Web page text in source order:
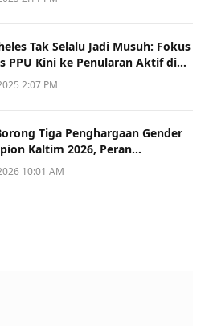
Tak Selalu Jadi Musuh: Fokus
PPU Kini ke Penularan Aktif di
2:07 PM
Tiga Penghargaan Gender
Kaltim 2026, Peran
Jadi Sorotan
10:01 AM